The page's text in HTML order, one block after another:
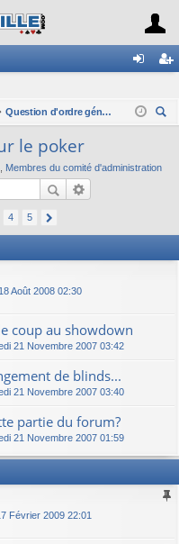
ne
on
cri
on
Question d'ordre général sur le poker
ch
le poker
Membres du comité d'administration
4 5
18 Août 2008 02:30
coup au showdown
21 Novembre 2007 03:42
de blinds...
21 Novembre 2007 03:40
partie du forum?
21 Novembre 2007 01:59
Février 2009 22:01